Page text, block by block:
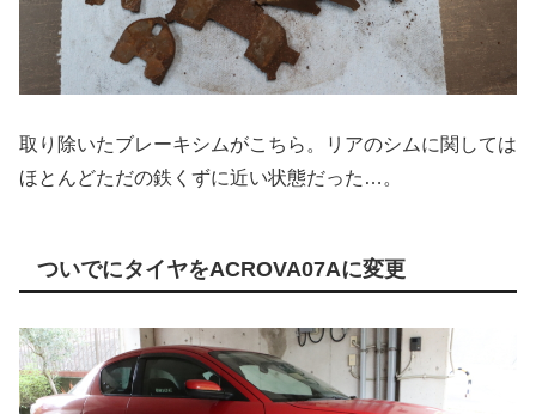
取り除いたブレーキシムがこちら。リアのシムに関しては
ほとんどただの鉄くずに近い状態だった…。
ついでにタイヤをACROVA07Aに変更